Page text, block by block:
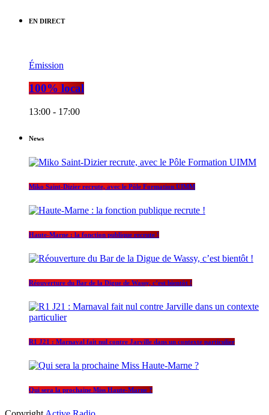
EN DIRECT
Émission
100% local
13:00 - 17:00
News
Miko Saint-Dizier recrute, avec le Pôle Formation UIMM
Haute-Marne : la fonction publique recrute !
Réouverture du Bar de la Digue de Wassy, c’est bientôt !
R1 J21 : Marnaval fait nul contre Jarville dans un contexte particulier
Qui sera la prochaine Miss Haute-Marne ?